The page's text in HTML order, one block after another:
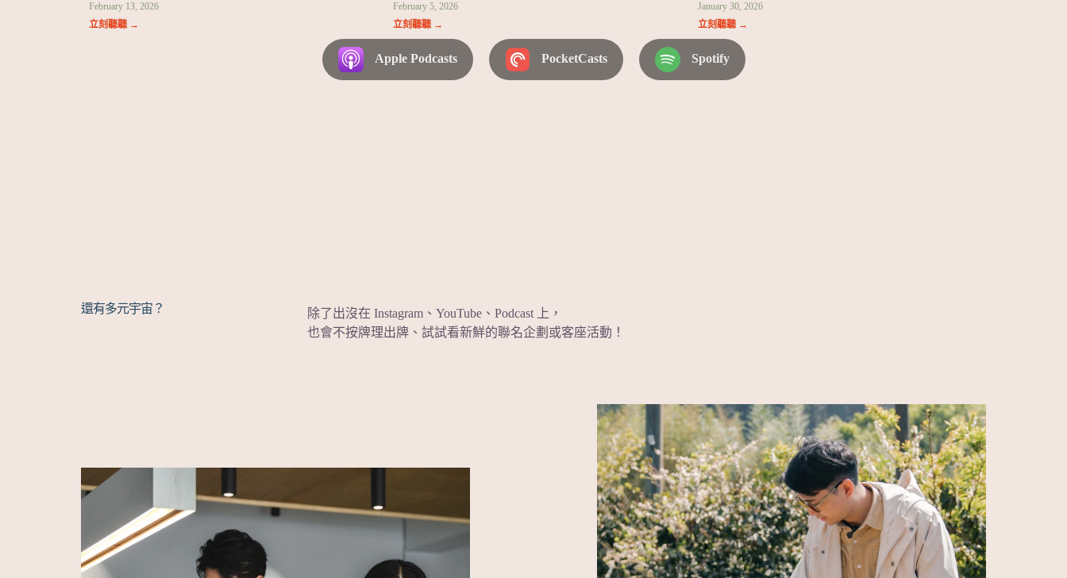
February 13, 2026
立刻聽聽 →
February 5, 2026
立刻聽聽 →
January 30, 2026
立刻聽聽 →
Apple Podcasts PocketCasts Spotify
還有多元宇宙？
除了出沒在 Instagram、YouTube、Podcast 上，
也會不按牌理出牌、試試看新鮮的聯名企劃或客座活動！